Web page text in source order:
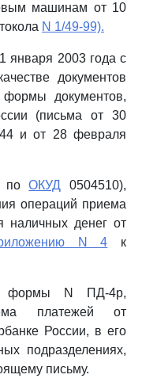
машинам от 10
N 1/49-99).
января 2003 года с
документов
формы документов,
(письма от 30
и от 28 февраля
поОКУД 0504510),
операций приема
наличных денег от
N 4 к
формы N ПД-4р,
платежей от
России, в его
подразделениях,
письму.